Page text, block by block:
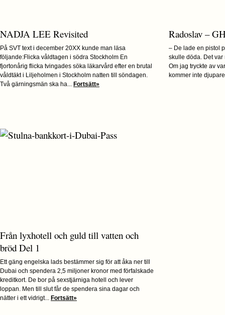
NADJA LEE Revisited
På SVT text i december 20XX kunde man läsa
följande:Flicka våldtagen i södra Stockholm En
fjortonårig flicka tvingades söka läkarvård efter en brutal
våldtäkt i Liljeholmen i Stockholm natten till söndagen.
Två gärningsmän ska ha... Fortsätt»
Radoslav –
– De lade en pistol
skulle döda. Det
Om jag tryckte av
kommer inte
Från lyxhotell och guld till vatten och
bröd Del 1
Ett gäng engelska lads bestämmer sig för att åka ner till
Dubai och spendera 2,5 miljoner kronor med förfalskade
kreditkort. De bor på sexstjärniga hotell och lever
loppan. Men till slut får de spendera sina dagar och
nätter i ett vidrigt... Fortsätt»